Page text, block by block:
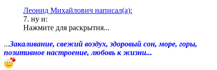
Леонид Михайлович написал(а):
7. ну и:
Нажмите для раскрытия...
...Закаливание, свежий воздух, здоровый сон, море, горы,
позитивное настроение, любовь к жизни...